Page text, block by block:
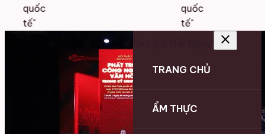
quốc
tế"
quốc
tế"
close
TRANG CHỦ
ẨM THỰC